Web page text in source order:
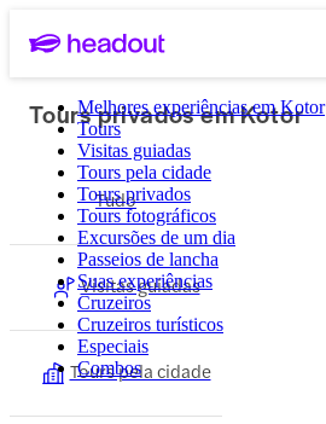
Melhores experiências em Kotor
Tours
Visitas guiadas
Tours pela cidade
Tours privados
Tours fotográficos
Excursões de um dia
Passeios de lancha
Suas experiências
Cruzeiros
Cruzeiros turísticos
Especiais
Combos
Tours privados em Kotor
Tudo
Visitas guiadas
Tours pela cidade